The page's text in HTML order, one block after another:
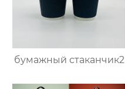
бумажный стаканчик2